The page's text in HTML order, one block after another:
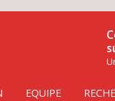
EQUIPE